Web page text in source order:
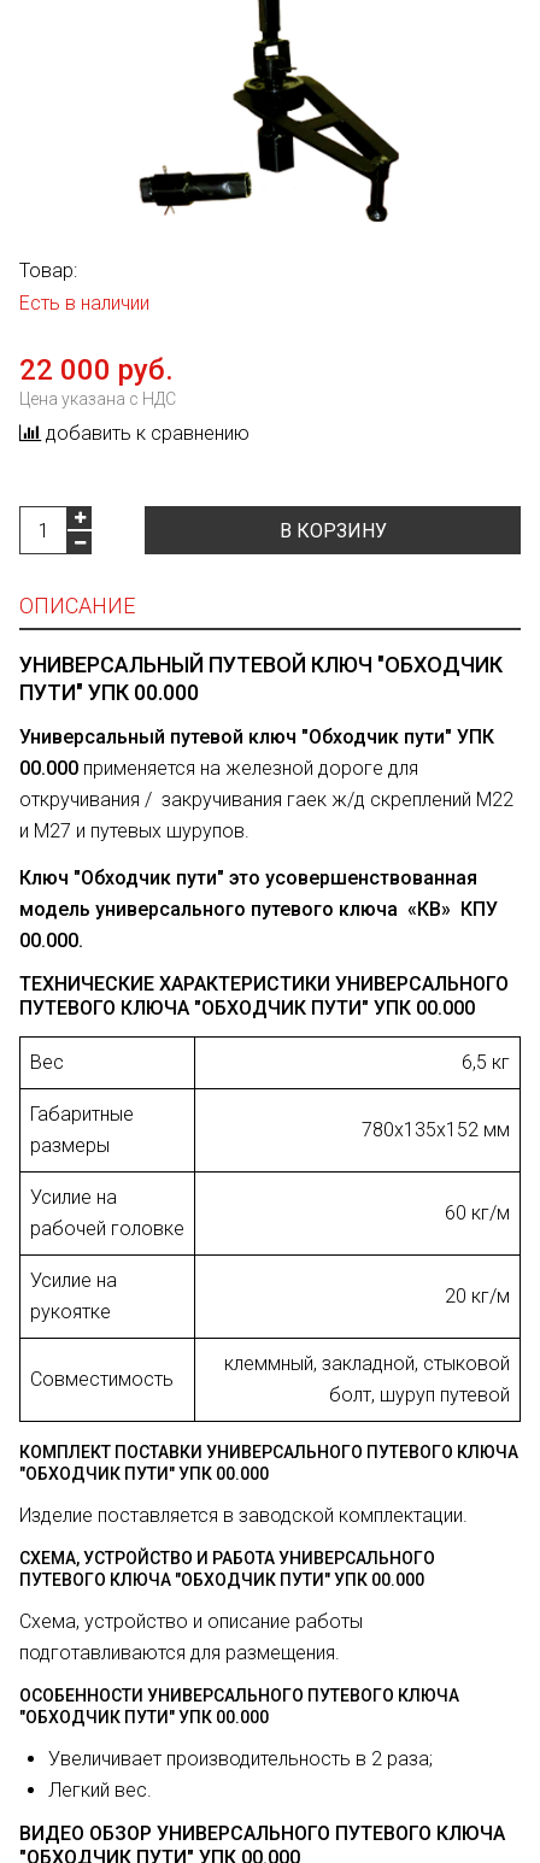
Товар:
Есть в наличии
22 000 руб.
Цена указана с НДС
добавить к сравнению
В КОРЗИНУ
ОПИСАНИЕ
УНИВЕРСАЛЬНЫЙ ПУТЕВОЙ КЛЮЧ "ОБХОДЧИК
ПУТИ" УПК 00.000
Универсальный путевой ключ "Обходчик пути" УПК
00.000 применяется на железной дороге для
откручивания / закручивания гаек ж/д скреплений М22
и М27 и путевых шурупов.
Ключ "Обходчик пути" это усовершенствованная
модель универсального путевого ключа «КВ» КПУ
00.000.
ТЕХНИЧЕСКИЕ ХАРАКТЕРИСТИКИ УНИВЕРСАЛЬНОГО
ПУТЕВОГО КЛЮЧА "ОБХОДЧИК ПУТИ" УПК 00.000
Вес 6,5 кг
Габаритные
размеры
780х135х152 мм
Усилие на
рабочей головке
60 кг/м
Усилие на
рукоятке
20 кг/м
Совместимость
клеммный, закладной, стыковой
болт, шуруп путевой
КОМПЛЕКТ ПОСТАВКИ УНИВЕРСАЛЬНОГО ПУТЕВОГО КЛЮЧА
"ОБХОДЧИК ПУТИ" УПК 00.000
Изделие поставляется в заводской комплектации.
СХЕМА, УСТРОЙСТВО И РАБОТА УНИВЕРСАЛЬНОГО
ПУТЕВОГО КЛЮЧА "ОБХОДЧИК ПУТИ" УПК 00.000
Схема, устройство и описание работы
подготавливаются для размещения.
ОСОБЕННОСТИ УНИВЕРСАЛЬНОГО ПУТЕВОГО КЛЮЧА
"ОБХОДЧИК ПУТИ" УПК 00.000
Увеличивает производительность в 2 раза;
Легкий вес.
ВИДЕО ОБЗОР УНИВЕРСАЛЬНОГО ПУТЕВОГО КЛЮЧА
"ОБХОДЧИК ПУТИ" УПК 00.000